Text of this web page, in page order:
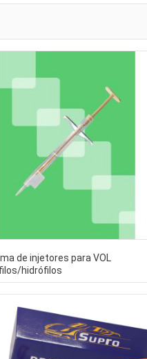
de injetores para VOL
hidrófilos